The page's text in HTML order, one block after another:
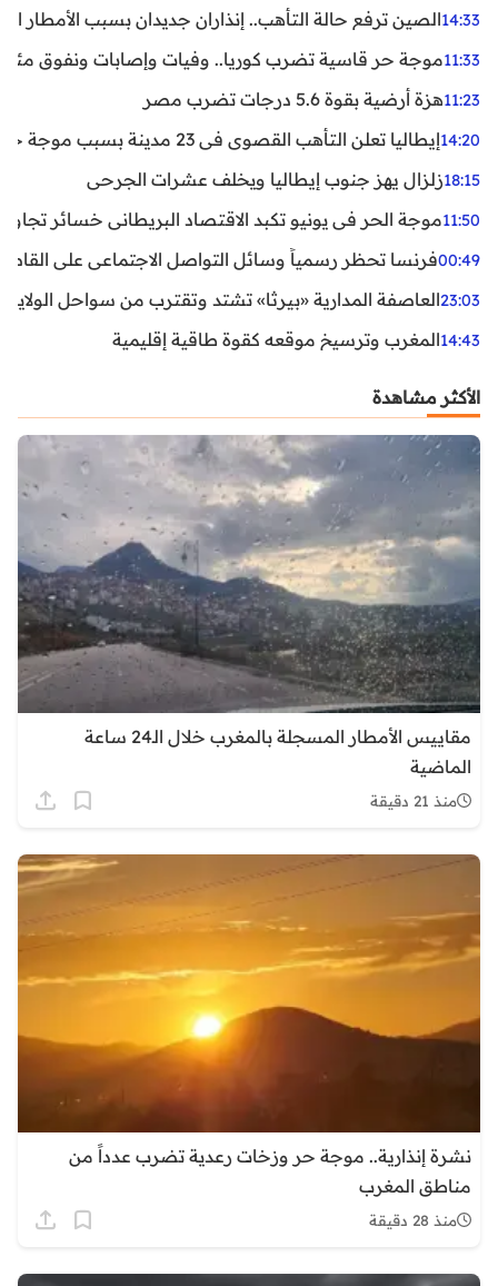
14:33الصين ترفع حالة التأهب.. إنذاران جديدان بسبب الأمطار
11:33موجة حر قاسية تضرب كوريا.. وفيات وإصابات ونفوق مئات
11:23هزة أرضية بقوة 5.6 درجات تضرب مصر
14:20إيطاليا تعلن التأهب القصوى في 23 مدينة بسبب موجة حر شديدة
18:15زلزال يهز جنوب إيطاليا ويخلف عشرات الجرحى
11:50موجة الحر في يونيو تكبد الاقتصاد البريطاني خسائر تجاوزت 1.5 مليار
00:49فرنسا تحظر رسمياً وسائل التواصل الاجتماعي على القاصرين
23:03العاصفة المدارية «بيرثا» تشتد وتقترب من سواحل
14:43المغرب وترسيخ موقعه كقوة طاقية إقليمية
الأكثر مشاهدة
مقاييس الأمطار المسجلة بالمغرب خلال الـ24 ساعة
الماضية
منذ 21 دقيقة
نشرة إنذارية.. موجة حر وزخات رعدية تضرب عدداً من
مناطق المغرب
منذ 28 دقيقة